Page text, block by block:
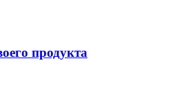
продукта